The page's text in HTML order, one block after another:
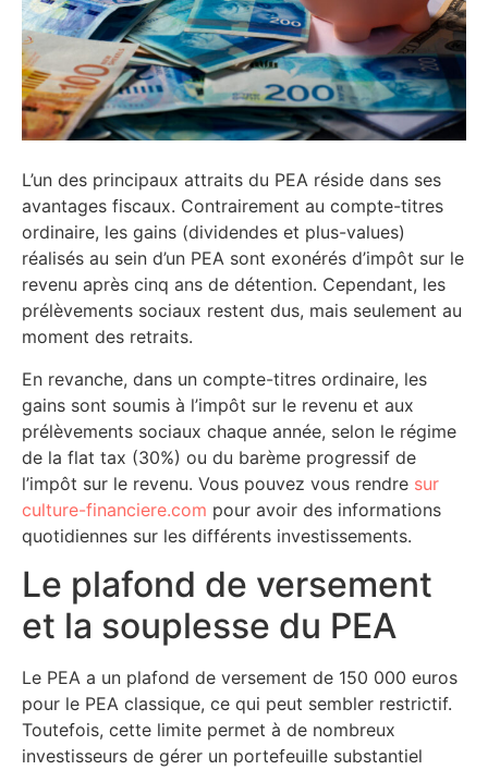
L’un des principaux attraits du PEA réside dans ses
avantages fiscaux. Contrairement au compte-titres
ordinaire, les gains (dividendes et plus-values)
réalisés au sein d’un PEA sont exonérés d’impôt sur le
revenu après cinq ans de détention. Cependant, les
prélèvements sociaux restent dus, mais seulement au
moment des retraits.
En revanche, dans un compte-titres ordinaire, les
gains sont soumis à l’impôt sur le revenu et aux
prélèvements sociaux chaque année, selon le régime
de la flat tax (30%) ou du barème progressif de
l’impôt sur le revenu. Vous pouvez vous rendre sur
culture-financiere.com pour avoir des informations
quotidiennes sur les différents investissements.
Le plafond de versement
et la souplesse du PEA
Le PEA a un plafond de versement de 150 000 euros
pour le PEA classique, ce qui peut sembler restrictif.
Toutefois, cette limite permet à de nombreux
investisseurs de gérer un portefeuille substantiel